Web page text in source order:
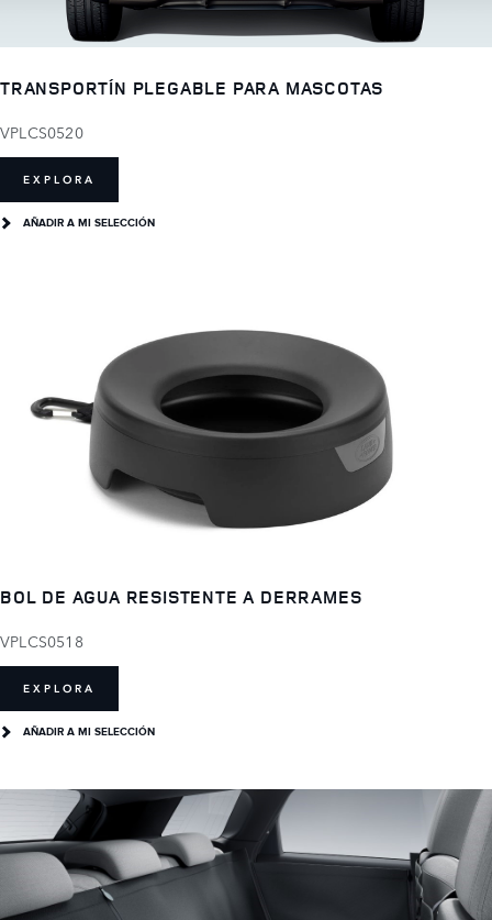
TRANSPORTÍN PLEGABLE PARA MASCOTAS
VPLCS0520
EXPLORA
AÑADIR A MI SELECCIÓN
BOL DE AGUA RESISTENTE A DERRAMES
VPLCS0518
EXPLORA
AÑADIR A MI SELECCIÓN